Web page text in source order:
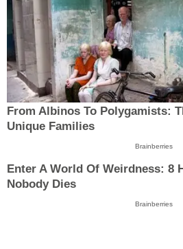
From Albinos To Polygamists:
Unique Families
Brainberries
Enter A World Of Weirdness: 8
Nobody Dies
Brainberries